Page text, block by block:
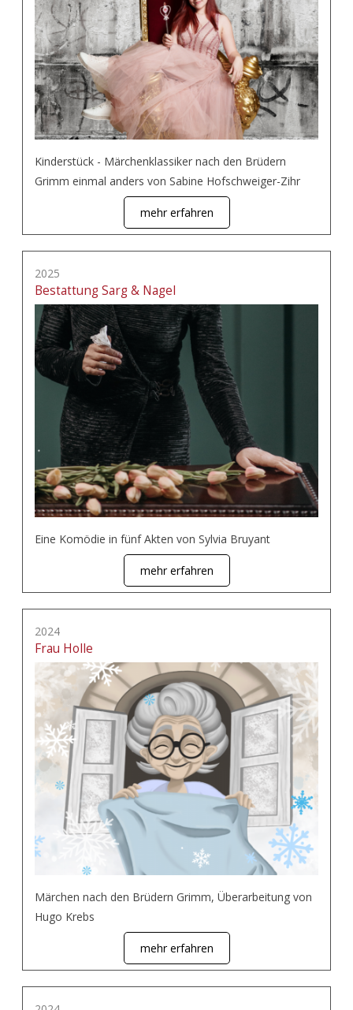
Kinderstück - Märchenklassiker nach den Brüdern
Grimm einmal anders von Sabine Hofschweiger-Zihr
mehr erfahren
2025
Bestattung Sarg & Nagel
Eine Komödie in fünf Akten von Sylvia Bruyant
mehr erfahren
2024
Frau Holle
Märchen nach den Brüdern Grimm, Überarbeitung von
Hugo Krebs
mehr erfahren